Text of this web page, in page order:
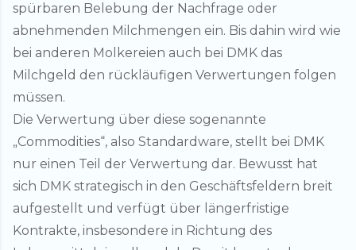
spürbaren Belebung der Nachfrage oder
abnehmenden Milchmengen ein. Bis dahin wird wie
bei anderen Molkereien auch bei DMK das
Milchgeld den rückläufigen Verwertungen folgen
müssen.
Die Verwertung über diese sogenannte
„Commodities“, also Standardware, stellt bei DMK
nur einen Teil der Verwertung dar. Bewusst hat
sich DMK strategisch in den Geschäftsfeldern breit
aufgestellt und verfügt über längerfristige
Kontrakte, insbesondere in Richtung des